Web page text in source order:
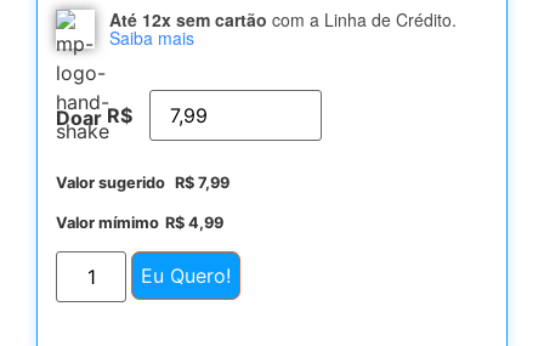
Até 12x sem cartão com a Linha de Crédito.
Saiba mais
Doar R$
Valor sugerido R$ 7,99
Valor mímimo R$ 4,99
Eu Quero!